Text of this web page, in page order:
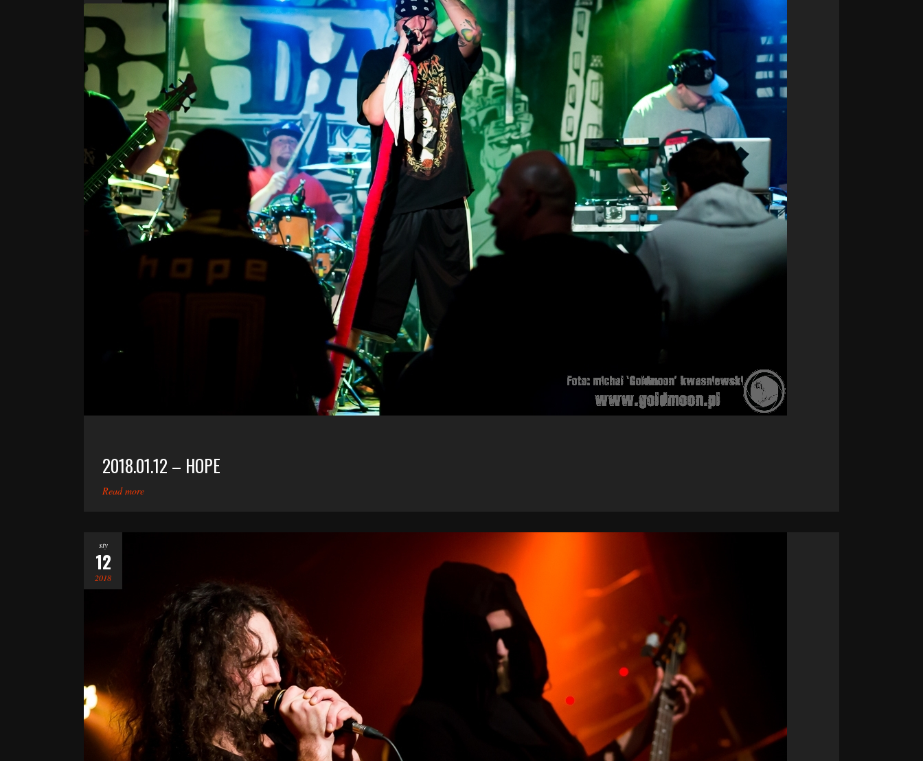
2018.01.12 – HOPE
Read more
sty
12
2018